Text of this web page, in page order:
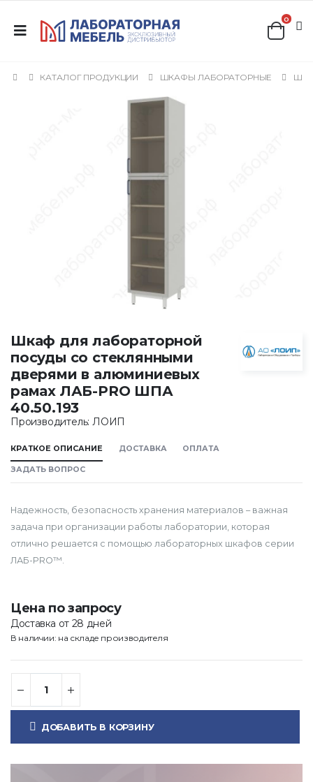
0
КАТАЛОГ ПРОДУКЦИИ ШКАФЫ ЛАБОРАТОРНЫЕ
Шкаф для лабораторной
посуды со стеклянными
дверями в алюминиевых
рамах ЛАБ-PRO ШПА
40.50.193
Производитель: ЛОИП
КРАТКОЕ ОПИСАНИЕ ДОСТАВКА ОПЛАТА
ЗАДАТЬ ВОПРОС
Надежность, безопасность хранения материалов – важная
задача при организации работы лаборатории, которая
отлично решается с помощью лабораторных шкафов серии
ЛАБ-PRO™.
Цена по запросу
Доставка от 28 дней
В наличии: на складе производителя
ДОБАВИТЬ В КОРЗИНУ